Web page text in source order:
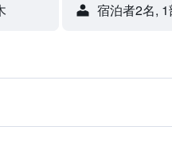
宿泊者2名, 1​